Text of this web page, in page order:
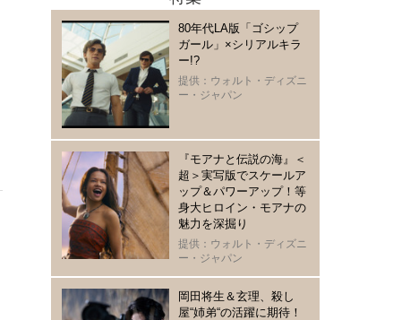
80年代LA版「ゴシップ
ガール」×シリアルキラ
ー!?
提供：ウォルト・ディズニ
ー・ジャパン
『モアナと伝説の海』＜
超＞実写版でスケールア
ップ＆パワーアップ！等
身大ヒロイン・モアナの
魅力を深掘り
提供：ウォルト・ディズニ
ー・ジャパン
岡田将生＆玄理、殺し
屋“姉弟“の活躍に期待！